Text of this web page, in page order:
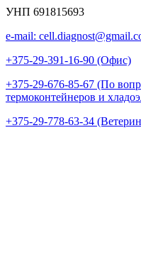
УНП 691815693
e-mail:
+375-29-391-16-90 (Офис)
+375-29-676-85-67 (По
термоконтейнеров и
+375-29-778-63-34